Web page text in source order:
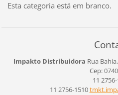
Esta categoria está em branco.
Impakto Distribuidora Rua
Cep:
11
11 2756-1510tmkt.imp